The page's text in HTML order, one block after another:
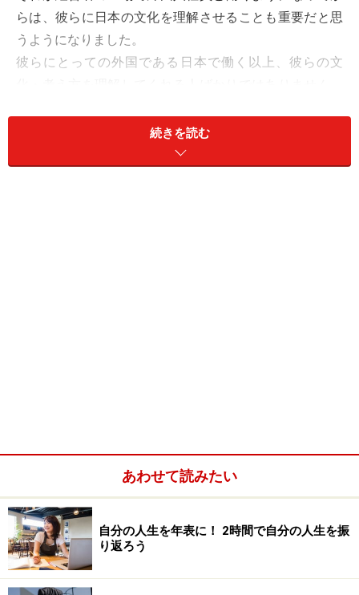
らは、彼らに日本の文化を理解させることも重要だと思
うようになりました。
彼らにとっての外国である日本で働く以上、彼らの文
理解した上で意見を言うように、と常々言っていま
続きを読む
あわせて読みたい
自分の人生を年表に！ 2時間で自分の人生を振
り返ろう